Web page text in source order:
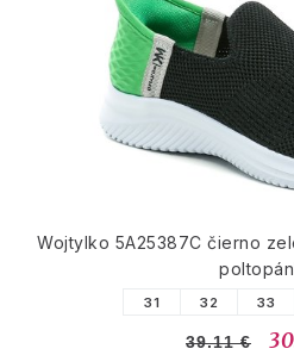
Wojtylko 5A25387C čierno
31 32 33
39.11 €